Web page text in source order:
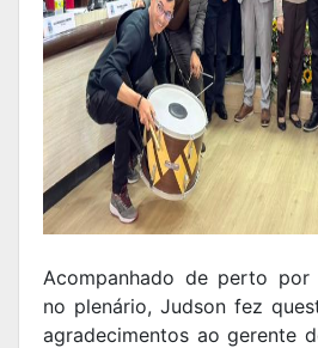
Acompanhado de perto por
no plenário, Judson fez
agradecimentos ao gerente